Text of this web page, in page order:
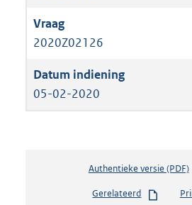
2020Z02126
05-02-2020
Authentieke versie (PDF)b
Gerelateerd